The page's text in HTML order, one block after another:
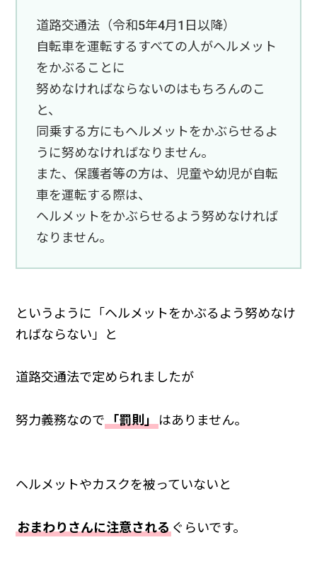
道路交通法（令和5年4月1日以降）
自転車を運転するすべての人がヘルメット
をかぶることに
努めなければならないのはもちろんのこ
と、
同乗する方にもヘルメットをかぶらせるよ
うに努めなければなりません。
また、保護者等の方は、児童や幼児が自転
車を運転する際は、
ヘルメットをかぶらせるよう努めなければ
なりません。
というように「ヘルメットをかぶるよう努めなけ
ればならない」と
道路交通法で定められましたが
努力義務なので「罰則」はありません。
ヘルメットやカスクを被っていないと
おまわりさんに注意されるぐらいです。